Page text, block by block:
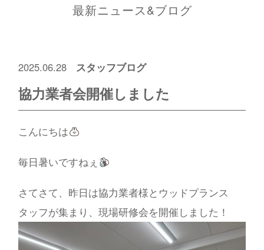
最新ニュース&ブログ
2025.06.28 スタッフブログ
協力業者会開催しました
こんにちは
毎日暑いですねぇ
さてさて、昨日は協力業者様とウッドプランス
タッフが集まり、現場研修会を開催しました！